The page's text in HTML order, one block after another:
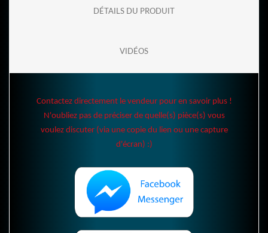
DÉTAILS DU PRODUIT
VIDÉOS
Contactez directement le vendeur pour en savoir plus !
N'oubliez pas de préciser de quelle(s) pièce(s) vous
voulez discuter (via une copie du lien ou une capture
d'écran) :)